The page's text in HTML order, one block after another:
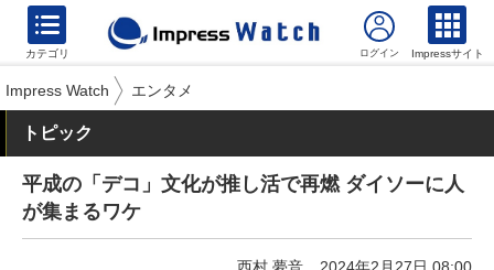
カテゴリ Impressサイト
Impress Watch エンタメ
トピック
平成の「デコ」文化が推し活で再燃 ダイソーに人
が集まるワケ